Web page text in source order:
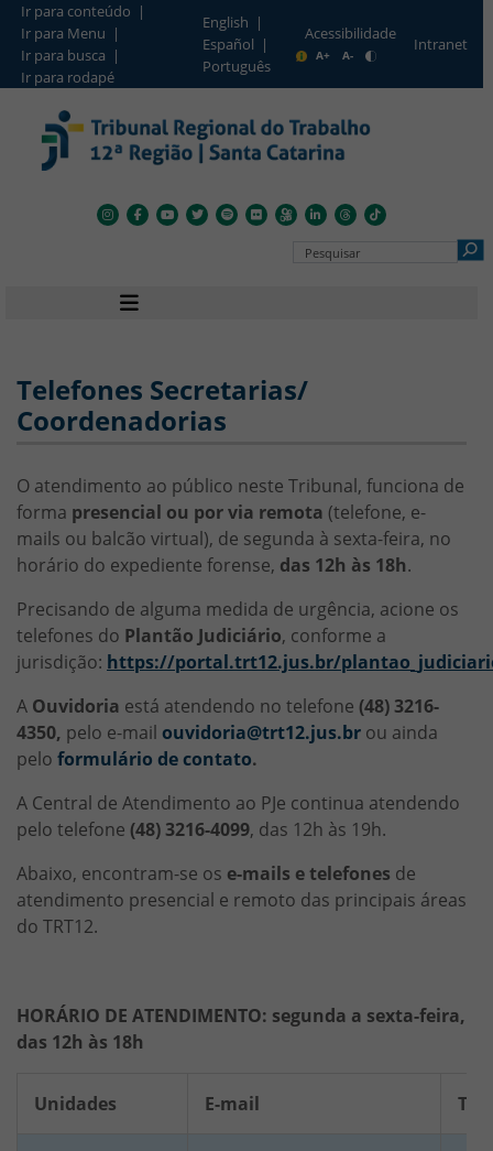
Barra de Acesso Rápido
Ir para conteúdo |
Ir para Menu |
Ir para busca |
Ir para rodapé
English |
Español |
Português
Acessibilidade
A+ A-
Intranet
Pesquisar no Portal
Navegação principal
Telefones Secretarias/
Coordenadorias
O atendimento ao público neste Tribunal, funciona de
forma presencial ou por via remota (telefone, e-
mails ou balcão virtual), de segunda à sexta-feira, no
horário do expediente forense, das 12h às 18h.
Precisando de alguma medida de urgência, acione os
telefones do Plantão Judiciário, conforme a
jurisdição: https://portal.trt12.jus.br/
A Ouvidoria está atendendo no telefone (48) 3216-
4350, pelo e-mail ouvidoria@trt12.jus.br ou ainda
pelo formulário de contato.
A Central de Atendimento ao PJe continua atendendo
pelo telefone (48) 3216-4099, das 12h às 19h.
Abaixo, encontram-se os e-mails e telefones de
atendimento presencial e remoto das principais áreas
do TRT12.
HORÁRIO DE ATENDIMENTO: segunda a sexta-feira,
das 12h às 18h
Unidades E-mail